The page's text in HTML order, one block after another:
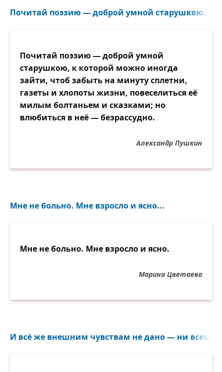
Почитай поэзию — доброй умной старушкою...
Почитай поэзию — доброй умной
старушкою, к которой можно иногда
зайти, чтоб забыть на минуту сплетни,
газеты и хлопоты жизни, повеселиться её
милым болтаньем и сказками; но
влюбиться в неё — безрассудно.
Александр Пушкин
Мне не больно. Мне взросло и ясно...
Мне не больно. Мне взросло и ясно.
Марина Цветаева
И всё же внешним чувствам не дано — ни всем